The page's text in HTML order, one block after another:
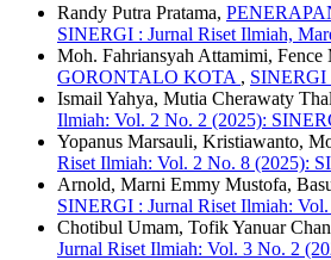
Randy Putra Pratama,
SINERGI : Jurnal Riset Ilmiah,
Moh. Fahriansyah Attamimi,
GORONTALO KOTA , SINERGI
Ismail Yahya, Mutia Cherawaty
Ilmiah: Vol. 2 No. 2 (2025):
Yopanus Marsauli, Kristiawanto,
Riset Ilmiah: Vol. 2 No. 8 (2025):
Arnold, Marni Emmy Mustofa,
SINERGI : Jurnal Riset Ilmiah:
Chotibul Umam, Tofik Yanuar
Jurnal Riset Ilmiah: Vol. 3 No. 2